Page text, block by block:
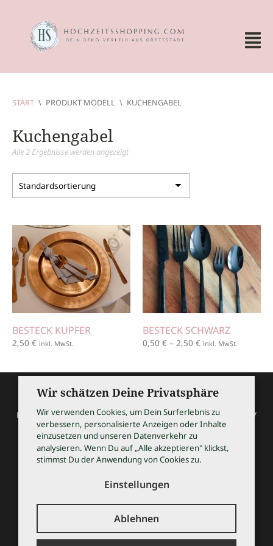
START \ PRODUKT MODELL \ KUCHENGABEL
Kuchengabel
Alle 2 Ergebnisse werden angezeigt
BESTECK KUPFER
2,50 € inkl. MwSt.
BESTECK SCHWARZ
0,50 € – 2,50 € inkl. MwSt.
HOCHZEITSSHOPPING / Thomas Bauer / Meßmerstraße 32 /
97508 Grettstadt
Tel 09729 9099504 / info@hochzeitsshopping.com
AGB
IMPRESSUM
Wir schätzen Deine Privatsphäre
Wir verwenden Cookies, um Dein Surferlebnis zu
verbessern, personalisierte Anzeigen oder Inhalte
einzusetzen und unseren Datenverkehr zu
analysieren. Wenn Du auf „Alle akzeptieren" klickst,
stimmst Du der Anwendung von Cookies zu.
Einstellungen
Ablehnen